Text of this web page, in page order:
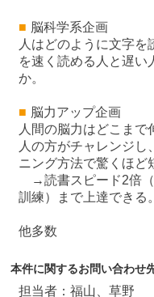
■ 脳科学系企画
人はどのように文字
を速く読める人と遅い
か。
■ 脳力アップ企画
人間の脳力はどこま
人の方がチャレンジ
ニング方法で驚くほど
→読書スピード2倍（
訓練）まで上達できる。
他多数
本件に関するお問い合わせ
担当者：福山、草野